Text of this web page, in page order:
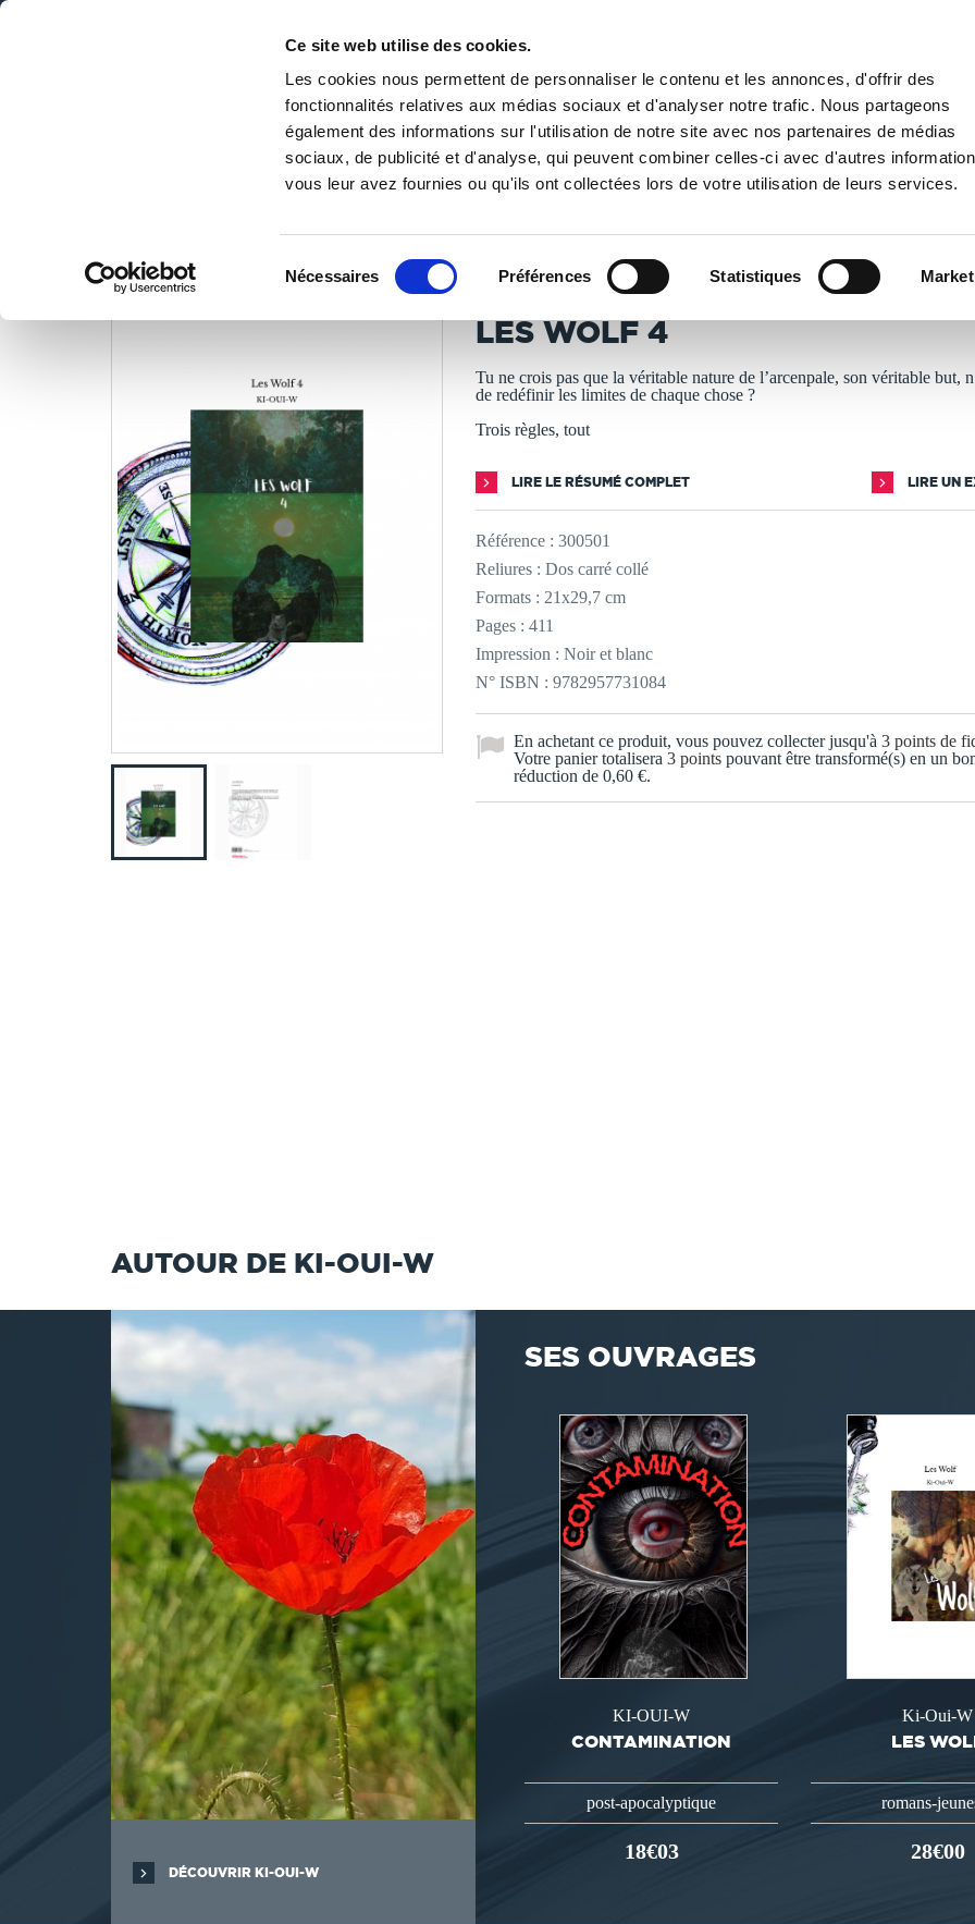
Ce site web utilise des cookies.
Les cookies nous permettent de personnaliser le contenu et les annonces, d'offrir des
fonctionnalités relatives aux médias sociaux et d'analyser notre trafic. Nous partageons
également des informations sur l'utilisation de notre site avec nos partenaires de médias
sociaux, de publicité et d'analyse, qui peuvent combiner celles-ci avec d'autres
vous leur avez fournies ou qu'ils ont collectées lors de votre utilisation de leurs services.
Nécessaires Préférences Statistiques
DE LA PAGE BLANCHE... AU BEST SELLER
PUBLIER UN LIVRE LIBRAIRIE
/ Jeunesse & ados / Romans jeunesse / Les Wolf 4
LES LIVRES SONT IMPRIMÉS À LA DEMANDE - DÉLAI ACTUEL : 3 À 5
LES WOLF 4
Tu ne crois pas que la véritable nature de l’arcenpale, son véritable but,
de redéfinir les limites de chaque chose ?
Trois règles, tout
LIRE LE RÉSUMÉ COMPLET LIRE UN
Référence : 300501
Reliures : Dos carré collé
Formats : 21x29,7 cm
Pages : 411
Impression : Noir et blanc
N° ISBN : 9782957731084
En achetant ce produit, vous pouvez collecter jusqu'à 3 points de
Votre panier totalisera 3 points pouvant être transformé(s) en un
réduction de 0,60 €.
AUTOUR DE KI-OUI-W
DÉCOUVRIR KI-OUI-W
SES OUVRAGES
KI-OUI-W
CONTAMINATION
post-apocalyptique
18€03
Ki-Oui-W
LES
romans-
28€00